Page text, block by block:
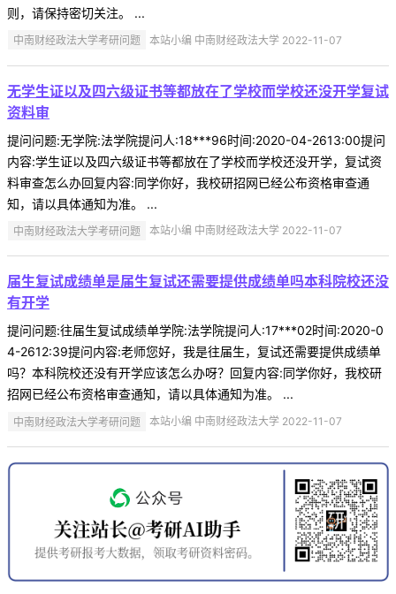
则，请保持密切关注。 ...
中南财经政法大学考研问题 本站小编 中南财经政法大学 2022-11-07
无学生证以及四六级证书等都放在了学校而学校还没开学复试
资料审
提问问题:无学院:法学院提问人:18***96时间:2020-04-2613:00提问
内容:学生证以及四六级证书等都放在了学校而学校还没开学，复试资
料审查怎么办回复内容:同学你好，我校研招网已经公布资格审查通
知，请以具体通知为准。 ...
中南财经政法大学考研问题 本站小编 中南财经政法大学 2022-11-07
届生复试成绩单是届生复试还需要提供成绩单吗本科院校还没
有开学
提问问题:往届生复试成绩单学院:法学院提问人:17***02时间:2020-0
4-2612:39提问内容:老师您好，我是往届生，复试还需要提供成绩单
吗？本科院校还没有开学应该怎么办呀？回复内容:同学你好，我校研
招网已经公布资格审查通知，请以具体通知为准。 ...
中南财经政法大学考研问题 本站小编 中南财经政法大学 2022-11-07